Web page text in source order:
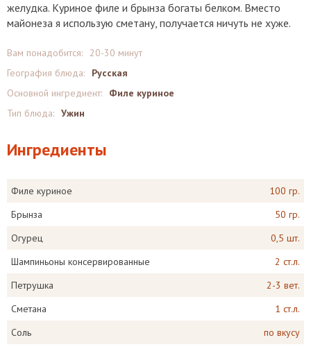
желудка. Куриное филе и брынза богаты белком. Вместо
майонеза я использую сметану, получается ничуть не хуже.
Вам понадобится:
20-30 минут
География блюда:
Русская
Основной ингредиент:
Филе куриное
Тип блюда: Ужин
Ингредиенты
Филе куриное
100 гр.
Брынза
50 гр.
Огурец
0,5 шт.
Шампиньоны консервированные
2 ст.л.
Петрушка
2-3 вет.
Сметана
1 ст.л.
Соль
по вкусу